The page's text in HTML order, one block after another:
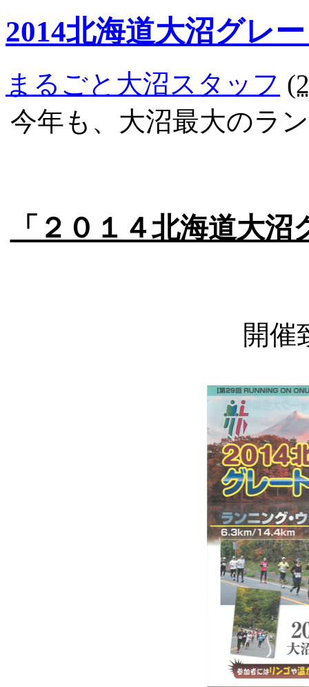
2014北海道大沼グレ
まるごと大沼スタッフ (
今年も、大沼最大のラ
「２０１４北海道大
開催